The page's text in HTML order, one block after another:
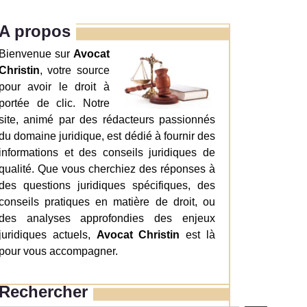
propos
sur Avocat
, votre source
avoir le droit à
de clic. Notre
animé par des rédacteurs passionnés
domaine juridique, est dédié à fournir des
et des conseils juridiques de
Que vous cherchiez des réponses à
questions juridiques spécifiques, des
pratiques en matière de droit, ou
analyses approfondies des enjeux
actuels, Avocat Christin est là
vous accompagner.